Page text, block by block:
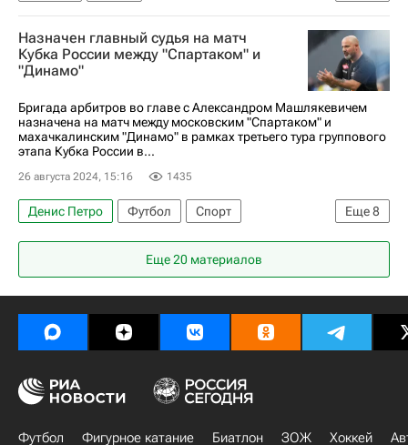
Российский футбольный союз (РФС)
Акрон (Тольятти)
Факел
ПФК ЦСКА
Краснодар
РПЛ 2026-2027 (Чемпионат России по футболу)
Кубок России по футболу
Назначен главный судья на матч
Кубка России между "Спартаком" и
"Динамо"
Бригада арбитров во главе с Александром Машлякевичем
назначена на матч между московским "Спартаком" и
махачкалинским "Динамо" в рамках третьего тура группового
этапа Кубка России в...
26 августа 2024, 15:16 1435
Еще8
Денис Петро Футбол
Спорт
Владимир Москалев
Россия
Москва
Евгений Турбин
Спартак Москва
Динамо Москва
Российский футбольный союз (РФС)
Еще 20 материалов
Футбол Фигурное катание Биатлон ЗОЖ Хоккей